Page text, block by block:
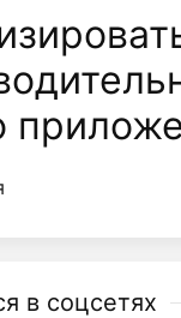
в соцсетях